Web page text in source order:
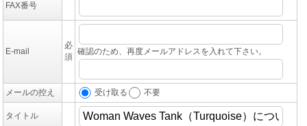
FAX番号
E-mail
必
須
確認のため、再度メールアドレスを入れて下さい。
メールの控え 受け取る 不要
タイトル